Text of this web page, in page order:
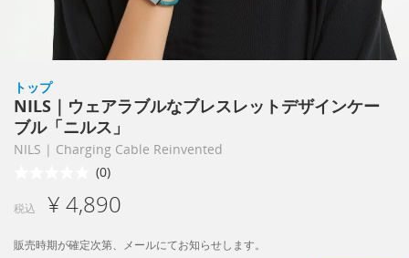
トップ
NILS｜ウェアラブルなブレスレットデザインケー
ブル「ニルス」
NILS | Charging Cable Reinvented
(0)
税込 ¥ 4,890
販売時期が確定次第、メールにてお知らせします。